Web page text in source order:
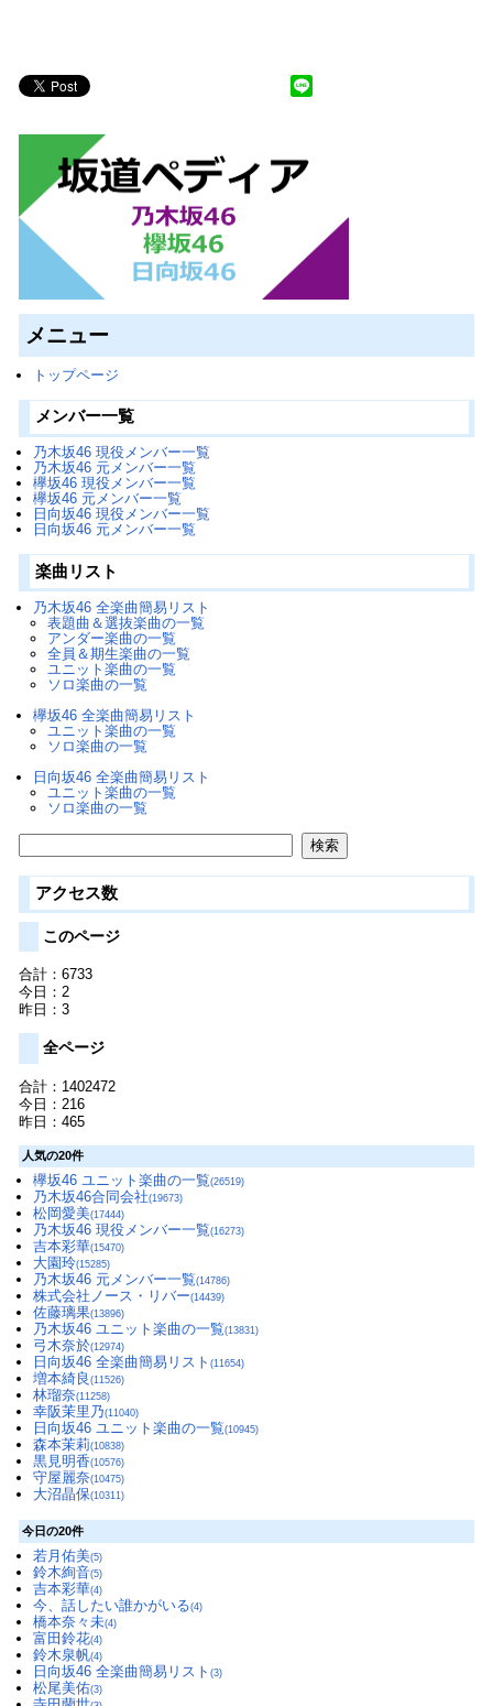
メニュー
トップページ
メンバー一覧
乃木坂46 現役メンバー一覧
乃木坂46 元メンバー一覧
欅坂46 現役メンバー一覧
欅坂46 元メンバー一覧
日向坂46 現役メンバー一覧
日向坂46 元メンバー一覧
楽曲リスト
乃木坂46 全楽曲簡易リスト
表題曲＆選抜楽曲の一覧
アンダー楽曲の一覧
全員＆期生楽曲の一覧
ユニット楽曲の一覧
ソロ楽曲の一覧
欅坂46 全楽曲簡易リスト
ユニット楽曲の一覧
ソロ楽曲の一覧
日向坂46 全楽曲簡易リスト
ユニット楽曲の一覧
ソロ楽曲の一覧
アクセス数
このページ
合計：6733
今日：2
昨日：3
全ページ
合計：1402472
今日：216
昨日：465
人気の20件
欅坂46 ユニット楽曲の一覧(26519)
乃木坂46合同会社(19673)
松岡愛美(17444)
乃木坂46 現役メンバー一覧(16273)
吉本彩華(15470)
大園玲(15285)
乃木坂46 元メンバー一覧(14786)
株式会社ノース・リバー(14439)
佐藤璃果(13896)
乃木坂46 ユニット楽曲の一覧(13831)
弓木奈於(12974)
日向坂46 全楽曲簡易リスト (11654)
増本綺良 (11526)
林瑠奈(11258)
幸阪茉里乃(11040)
日向坂46 ユニット楽曲の一覧(10945)
森本茉莉(10838)
黒見明香(10576)
守屋麗奈(10475)
大沼晶保(10311)
今日の20件
若月佑美(5)
鈴木絢音(5)
吉本彩華(4)
今、話したい誰かがいる(4)
橋本奈々未(4)
富田鈴花(4)
鈴木泉帆(4)
日向坂46 全楽曲簡易リスト (3)
松尾美佑(3)